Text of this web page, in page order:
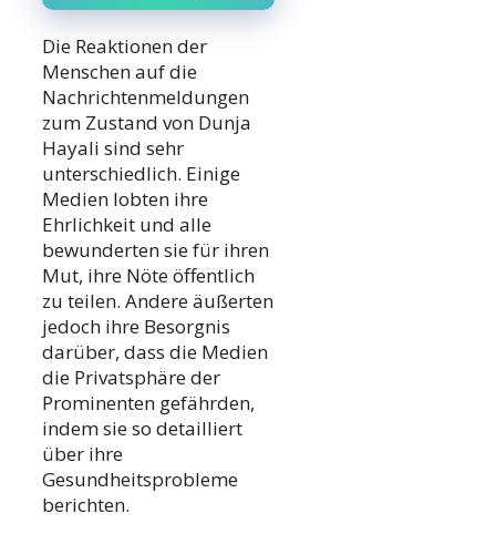
Die Reaktionen der
Menschen auf die
Nachrichtenmeldungen
zum Zustand von Dunja
Hayali sind sehr
unterschiedlich. Einige
Medien lobten ihre
Ehrlichkeit und alle
bewunderten sie für ihren
Mut, ihre Nöte öffentlich
zu teilen. Andere äußerten
jedoch ihre Besorgnis
darüber, dass die Medien
die Privatsphäre der
Prominenten gefährden,
indem sie so detailliert
über ihre
Gesundheitsprobleme
berichten.